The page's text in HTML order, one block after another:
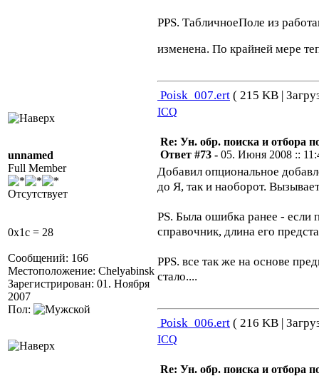
PPS. ТабличноеПоле из
изменена. По крайней мере
Poisk_007.ert ( 215 KB |
ICQ
unnamed
Full Member
Отсутствует
0x1c = 28
Сообщений: 166
Местоположение: Chelyabinsk
Зарегистрирован: 01. Ноября
2007
Пол:
Re: Ун. обр. поиска и отбора
Ответ #73 - 05. Июня 2008 ::
Добавил опциональное
до Я, так и наоборот.
PS. Была ошибка ранее - если
справочник, длина его
PPS. все так же на основе
стало....
Poisk_006.ert ( 216 KB |
ICQ
Re: Ун. обр. поиска и отбора